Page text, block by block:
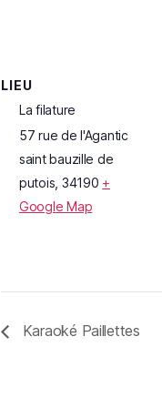
LIEU
La filature
57 rue de l'Agantic
saint bauzille de
putois, 34190 +
Google Map
Karaoké Paillettes